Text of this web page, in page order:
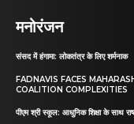
मनोरंजन
संसद में हंगामा: लोकतंत्र के लिए शर्मनाक
FADNAVIS FACES
COALITION COMPLEXITIES
पीएम श्री स्कूल: आधुनिक शिक्षा के साथ